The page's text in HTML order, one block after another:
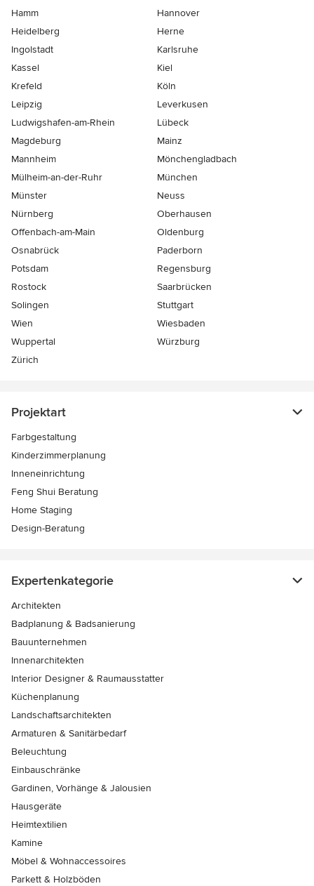
Hamm
Hannover
Heidelberg
Herne
Ingolstadt
Karlsruhe
Kassel
Kiel
Krefeld
Köln
Leipzig
Leverkusen
Ludwigshafen-am-Rhein
Lübeck
Magdeburg
Mainz
Mannheim
Mönchen­gladbach
Mülheim-an-der-Ruhr
München
Münster
Neuss
Nürnberg
Oberhausen
Offenbach-am-Main
Oldenburg
Osnabrück
Paderborn
Potsdam
Regensburg
Rostock
Saarbrücken
Solingen
Stuttgart
Wien
Wiesbaden
Wuppertal
Würzburg
Zürich
Projektart
Farbgestaltung
Kinderzimmerplanung
Inneneinrichtung
Feng Shui Beratung
Home Staging
Design-Beratung
Expertenkategorie
Architekten
Badplanung & Badsanierung
Bauunternehmen
Innenarchitekten
Interior Designer & Raumausstatter
Küchenplanung
Landschaftsarchitekten
Armaturen & Sanitärbedarf
Beleuchtung
Einbauschränke
Gardinen, Vorhänge & Jalousien
Hausgeräte
Heimtextilien
Kamine
Möbel & Wohnaccessoires
Parkett & Holzböden